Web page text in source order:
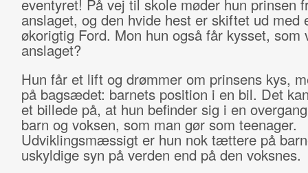
eventyret! På vej til skole møder hun prinsen
anslaget, og den hvide hest er skiftet ud med
økorigtig Ford. Mon hun også får kysset, som
anslaget?
Hun får et lift og drømmer om prinsens kys,
på bagsædet: barnets position i en bil. Det
et billede på, at hun befinder sig i en
barn og voksen, som man gør som teenager.
Udviklingsmæssigt er hun nok tættere på
uskyldige syn på verden end på den voksnes.